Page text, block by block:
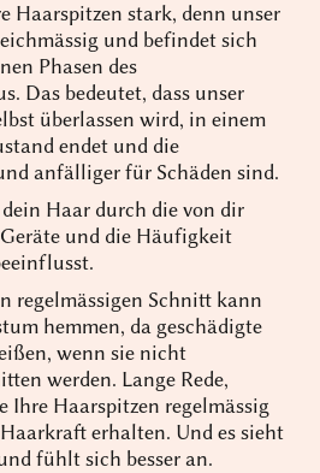
Haarspitzen stark, denn unser
und befindet sich
Phasen des
Das bedeutet, dass unser
überlassen wird, in einem
endet und die
anfälliger für Schäden sind.
Haar durch die von dir
und die Häufigkeit
regelmässigen Schnitt kann
hemmen, da geschädigte
wenn sie nicht
werden. Lange Rede,
Ihre Haarspitzen regelmässig
erhalten. Und es sieht
fühlt sich besser an.